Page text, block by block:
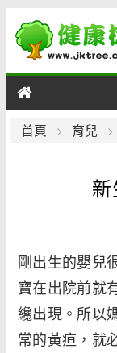
男性
綜合
疾病
首頁 育兒
剛出生的嬰兒
寶在出院前就
纔出現。所以
常的黃疸，就